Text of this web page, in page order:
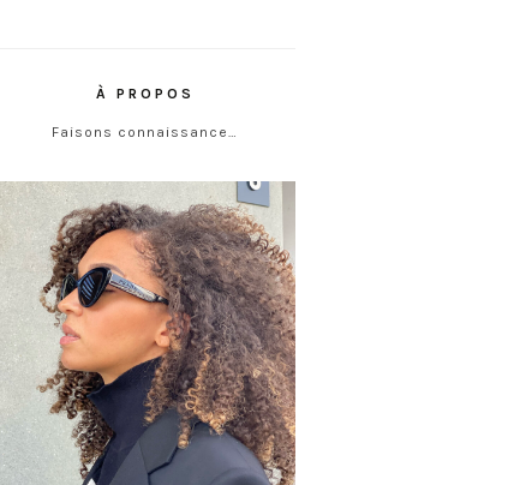
À PROPOS
Faisons connaissance…